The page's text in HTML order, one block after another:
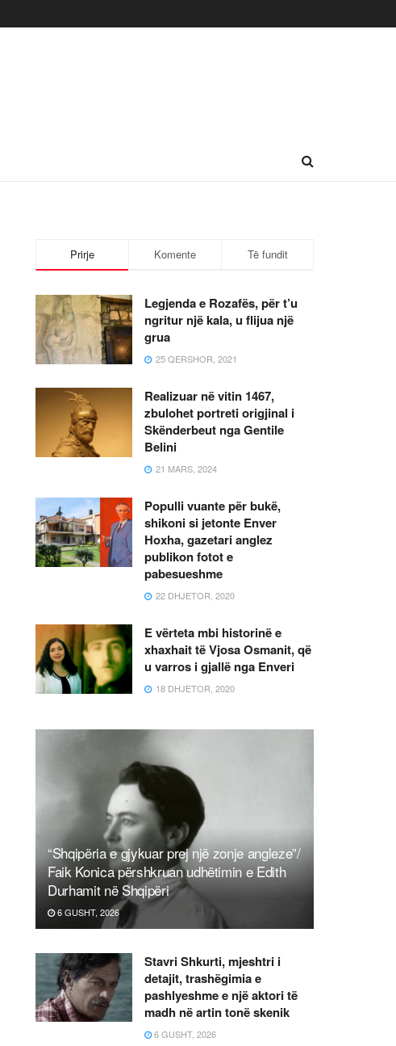
Prirje Komente Të fundit
Legjenda e Rozafës, për t’u
ngritur një kala, u flijua një
grua
25 QERSHOR, 2021
Realizuar në vitin 1467,
zbulohet portreti origjinal i
Skënderbeut nga Gentile
Belini
21 MARS, 2024
Populli vuante për bukë,
shikoni si jetonte Enver
Hoxha, gazetari anglez
publikon fotot e
pabesueshme
22 DHJETOR, 2020
E vërteta mbi historinë e
xhaxhait të Vjosa Osmanit, që
u varros i gjallë nga Enveri
18 DHJETOR, 2020
“Shqipëria e gjykuar prej një zonje angleze”/
Faik Konica përshkruan udhëtimin e Edith
Durhamit në Shqipëri
6 GUSHT, 2026
Stavri Shkurti, mjeshtri i
detajit, trashëgimia e
pashlyeshme e një aktori të
madh në artin tonë skenik
6 GUSHT, 2026